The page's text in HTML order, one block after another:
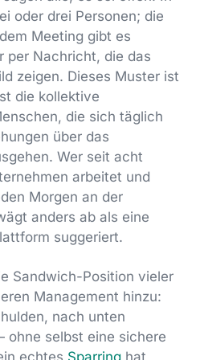
oder drei Personen; die
Meeting gibt es
per Nachricht, die das
zeigen. Dieses Muster ist
die kollektive
die sich täglich
über das
Wer seit acht
arbeitet und
Morgen an der
anders ab als eine
suggeriert.
Sandwich-Position vieler
Management hinzu:
nach unten
selbst eine sichere
echtes Sparring hat,